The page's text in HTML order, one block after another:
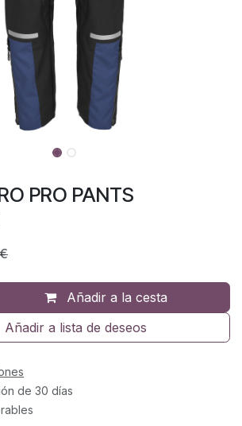
PRO PANTS
Añadir a la cesta
Añadir a lista de deseos
de 30 días